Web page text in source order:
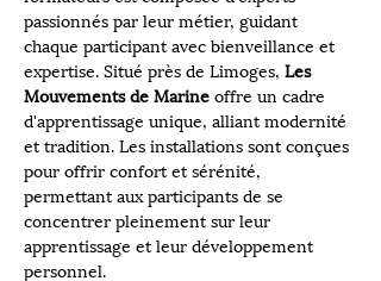
passionnés par leur métier, guidant
chaque participant avec bienveillance et
expertise. Situé près de Limoges, Les
Mouvements de Marine offre un cadre
d'apprentissage unique, alliant modernité
et tradition. Les installations sont conçues
pour offrir confort et sérénité,
permettant aux participants de se
concentrer pleinement sur leur
apprentissage et leur développement
personnel.